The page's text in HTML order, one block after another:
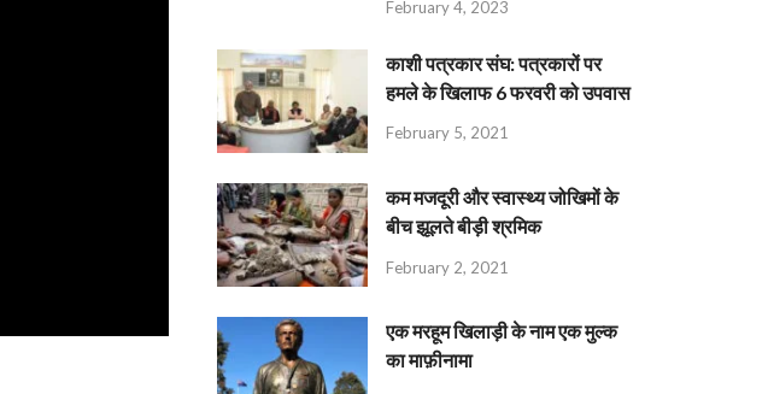
February 4, 2023
काशी पत्रकार संघ: पत्रकारों पर
हमले के खिलाफ 6 फरवरी को उपवास
February 5, 2021
कम मजदूरी और स्वास्थ्य जोखिमों के
बीच झूलते बीड़ी श्रमिक
February 2, 2021
एक मरहूम खिलाड़ी के नाम एक मुल्क
का माफ़ीनामा